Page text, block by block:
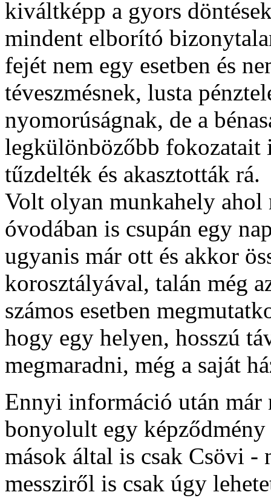
kiváltképp a gyors
mindent elborító
fejét nem egy esetben és
téveszmésnek, lusta
nyomorúságnak, de a
legkülönbözőbb fokozatait
tűzdelték és akasztották rá.
Volt olyan munkahely ahol
óvodában is csupán egy
ugyanis már ott és akkor
korosztályával, talán még
számos esetben
hogy egy helyen, hosszú
megmaradni, még a saját
Ennyi információ után már
bonyolult egy képződmény
mások által is csak Csövi -
messziről is csak úgy